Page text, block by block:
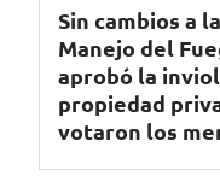
Sin cambios a
Manejo del
aprobó la
propiedad
votaron los